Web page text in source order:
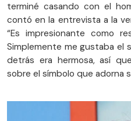
terminé casando con el
contó en la entrevista a la
“Es impresionante como
Simplemente me gustaba el
detrás era hermosa, así
sobre el símbolo que adorna